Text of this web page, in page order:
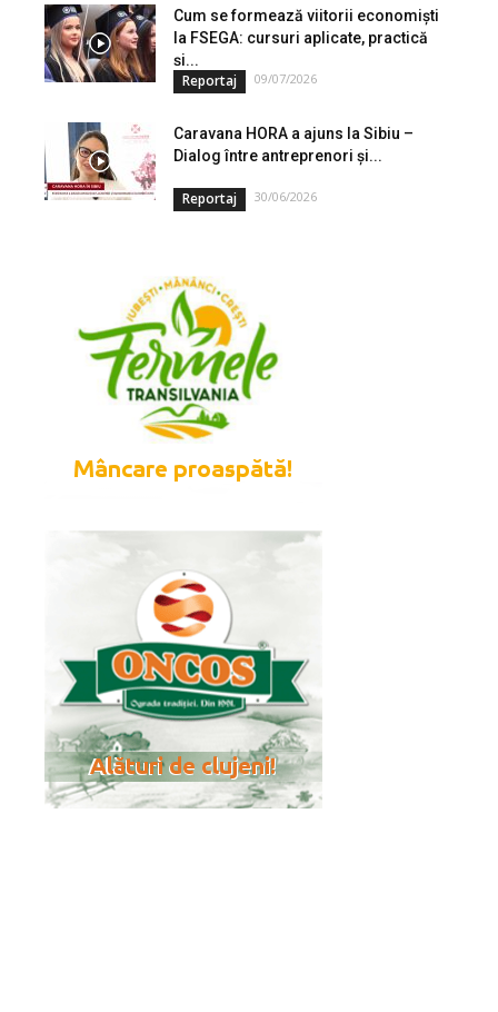
Cum se formează viitorii economiști
la FSEGA: cursuri aplicate, practică
și...
Reportaj 09/07/2026
Caravana HORA a ajuns la Sibiu –
Dialog între antreprenori și...
Reportaj 30/06/2026